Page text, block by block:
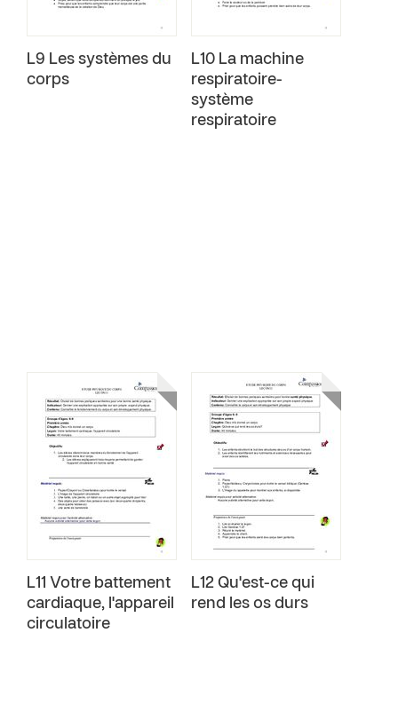
L9 Les systèmes du
corps
L10 La machine
respiratoire-
système
respiratoire
L11 Votre battement
cardiaque, l'appareil
circulatoire
L12 Qu'est-ce qui
rend les os durs